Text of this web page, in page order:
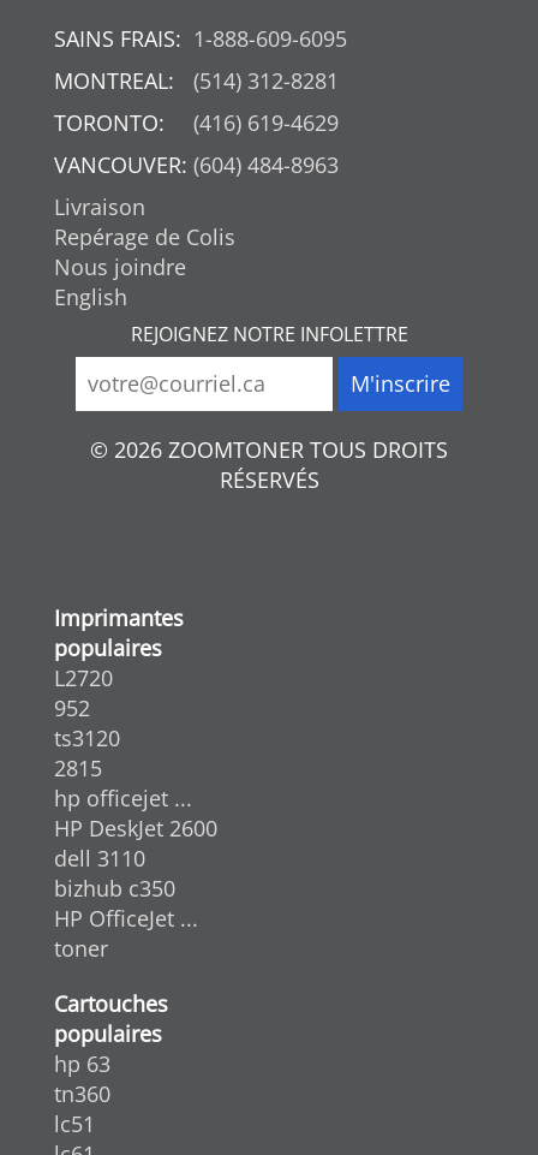
SAINS FRAIS: 1-888-609-6095
MONTREAL:
(514) 312-8281
TORONTO:
(416) 619-4629
VANCOUVER: (604) 484-8963
Livraison
Repérage de Colis
Nous joindre
English
REJOIGNEZ NOTRE INFOLETTRE
© 2026 ZOOMTONER TOUS DROITS
RÉSERVÉS
Imprimantes
populaires
L2720
952
ts3120
2815
hp officejet ...
HP DeskJet 2600
dell 3110
bizhub c350
HP OfficeJet ...
toner
Cartouches
populaires
hp 63
tn360
lc51